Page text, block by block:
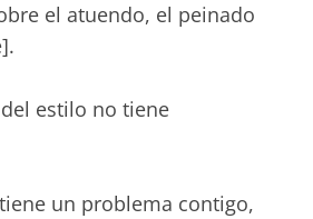
el atuendo, el peinado
estilo no tiene
un problema contigo,